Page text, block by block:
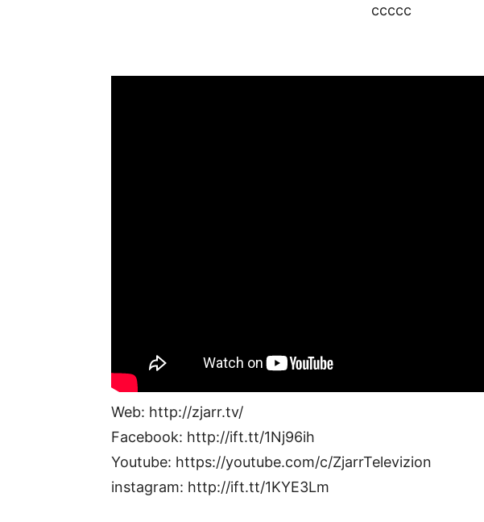
ccccc
Web: http://zjarr.tv/
Facebook: http://ift.tt/1Nj96ih
Youtube: https://youtube.com/c/ZjarrTelevizion
instagram: http://ift.tt/1KYE3Lm